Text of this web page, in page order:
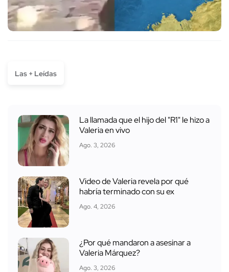
Las + Leídas
La llamada que el hijo del "R1" le hizo a
Valeria en vivo
Ago. 3, 2026
Video de Valeria revela por qué
habría terminado con su ex
Ago. 4, 2026
¿Por qué mandaron a asesinar a
Valeria Márquez?
Ago. 3, 2026